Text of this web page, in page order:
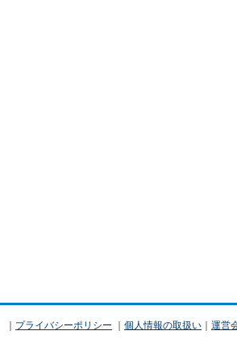
｜ プライバシーポリシー ｜ 個人情報の取扱い ｜ 運営